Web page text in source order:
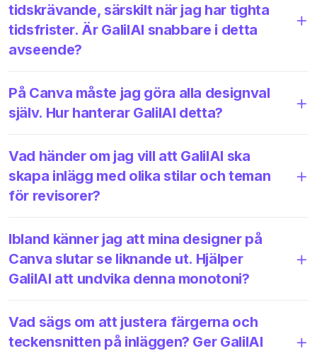
tidskrävande, särskilt när jag har tighta
tidsfrister. Är GalilAI snabbare i detta
avseende?
På Canva måste jag göra alla designval
själv. Hur hanterar GalilAI detta?
Vad händer om jag vill att GalilAI ska
skapa inlägg med olika stilar och teman
för revisorer?
Ibland känner jag att mina designer på
Canva slutar se liknande ut. Hjälper
GalilAI att undvika denna monotoni?
Vad sägs om att justera färgerna och
teckensnitten på inläggen? Ger GalilAI